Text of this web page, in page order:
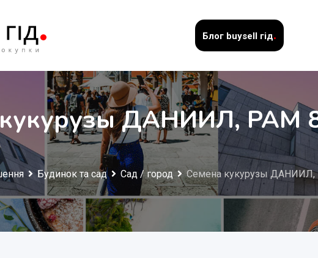
Блог buysell гід.
ДАНИИЛ, РАМ
Будинок та сад Сад / город Семена кукурузы